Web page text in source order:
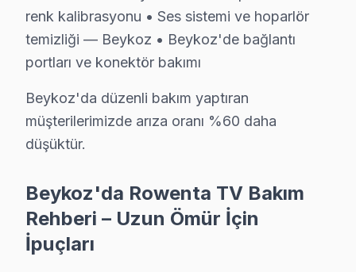
Rowenta TV Servis Ağımız: Beykoz Tüm
Beykoz'de Rowenta televizyon servisi arayan tüm
Acarlar, Akbaba, Alibahadır, Anadolu Hisarı,
Elmalı, Fatih, Göksu, Göllü, Görele, Göztepe,
Rowenta televizyonlarınızın tamir ve bakımında
Rowenta TV Teknik Profil ve Servis Rehberi
renk kalibrasyonu • Ses sistemi ve hoparlör
temizliği — Beykoz • Beykoz'de bağlantı
portları ve konektör bakımı
Beykoz'da düzenli bakım yaptıran
müşterilerimizde arıza oranı %60 daha
düşüktür.
Beykoz'da Rowenta TV Bakım
Rehberi – Uzun Ömür İçin
İpuçları